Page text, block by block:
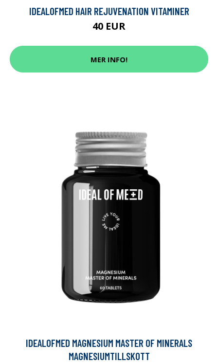
IDEALOFMED HAIR REJUVENATION VITAMINER
40 EUR
MER INFO!
IDEALOFMED MAGNESIUM MASTER OF MINERALS
MAGNESIUMTILLSKOTT